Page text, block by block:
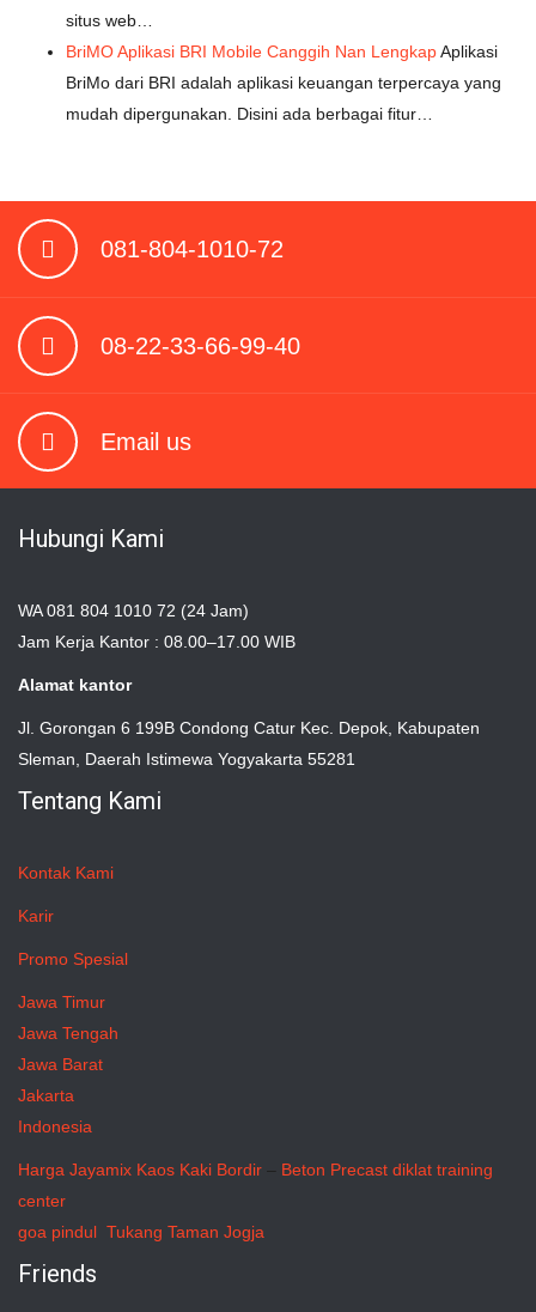
situs web…
BriMO Aplikasi BRI Mobile Canggih Nan LengkapAplikasi
BriMo dari BRI adalah aplikasi keuangan terpercaya yang
mudah dipergunakan. Disini ada berbagai fitur…
081-804-1010-72
08-22-33-66-99-40
Email us
Hubungi Kami
WA 081 804 1010 72 (24 Jam)
Jam Kerja Kantor : 08.00–17.00 WIB
Alamat kantor
Jl. Gorongan 6 199B Condong Catur Kec. Depok, Kabupaten
Sleman, Daerah Istimewa Yogyakarta 55281
Tentang Kami
Kontak Kami
Karir
Promo Spesial
Jawa Timur
Jawa Tengah
Jawa Barat
Jakarta
Indonesia
Harga Jayamix Kaos Kaki Bordir – Beton Precast diklat training
center
goa pindul Tukang Taman Jogja
Friends